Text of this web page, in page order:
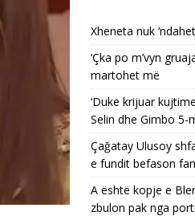
Xheneta nuk
‘Çka po m’vyn
martohet më
‘Duke krijuar
Selin dhe Gimbo 5-
Çağatay Ulusoy
e fundit befason
A është kopje e
zbulon pak nga